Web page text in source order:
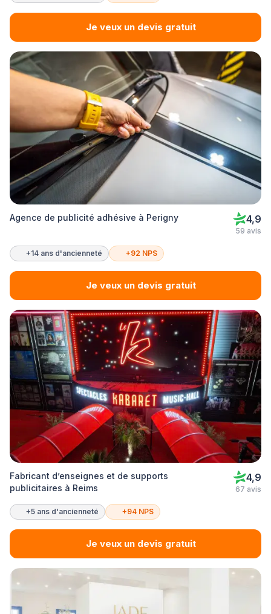
Je veux un devis gratuit
Agence de publicité adhésive à Perigny 4,9
59 avis
+14 ans d'ancienneté +92 NPS
Je veux un devis gratuit
Fabricant d’enseignes et de supports
publicitaires à Reims
4,9
67 avis
+5 ans d'ancienneté +94 NPS
Je veux un devis gratuit